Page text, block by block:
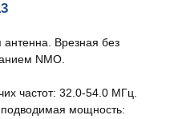
Врезная без
NMO.
частот: 32.0-54.0 МГц.
мощность: